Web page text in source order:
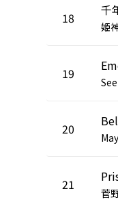
18 千
姫
19
20
21
菅